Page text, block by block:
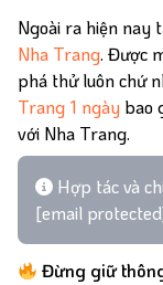
Lưu trú
Khách
Cẩm
Ngoài ra hiện nay
Nha Trang. Được
phá thử luôn chứ
Trang 1 ngày bao
với Nha Trang.
Hợp tác và
[email
Đừng giữ